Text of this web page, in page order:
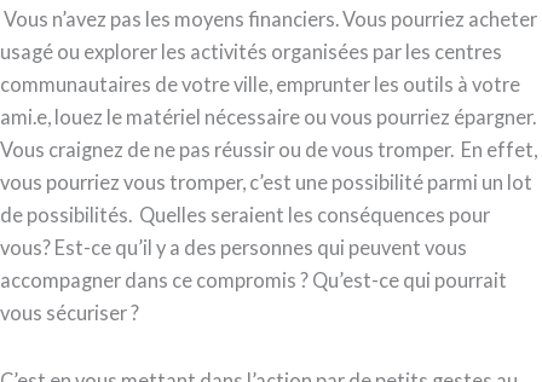
Vous n’avez pas les moyens financiers. Vous pourriez acheter
usagé ou explorer les activités organisées par les centres
communautaires de votre ville, emprunter les outils à votre
ami.e, louez le matériel nécessaire ou vous pourriez épargner.
Vous craignez de ne pas réussir ou de vous tromper. En effet,
vous pourriez vous tromper, c’est une possibilité parmi un lot
de possibilités. Quelles seraient les conséquences pour
vous? Est-ce qu’il y a des personnes qui peuvent vous
accompagner dans ce compromis ? Qu’est-ce qui pourrait
vous sécuriser ?